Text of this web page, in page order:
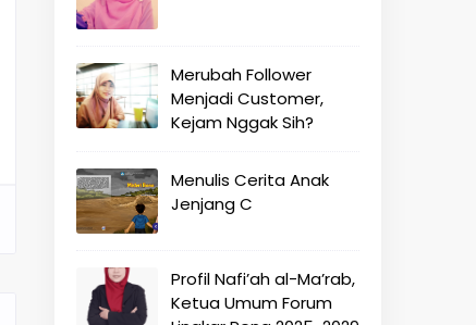
Merubah Follower
Menjadi Customer,
Kejam Nggak Sih?
Menulis Cerita Anak
Jenjang C
Profil Nafi’ah al-Ma’rab,
Ketua Umum Forum